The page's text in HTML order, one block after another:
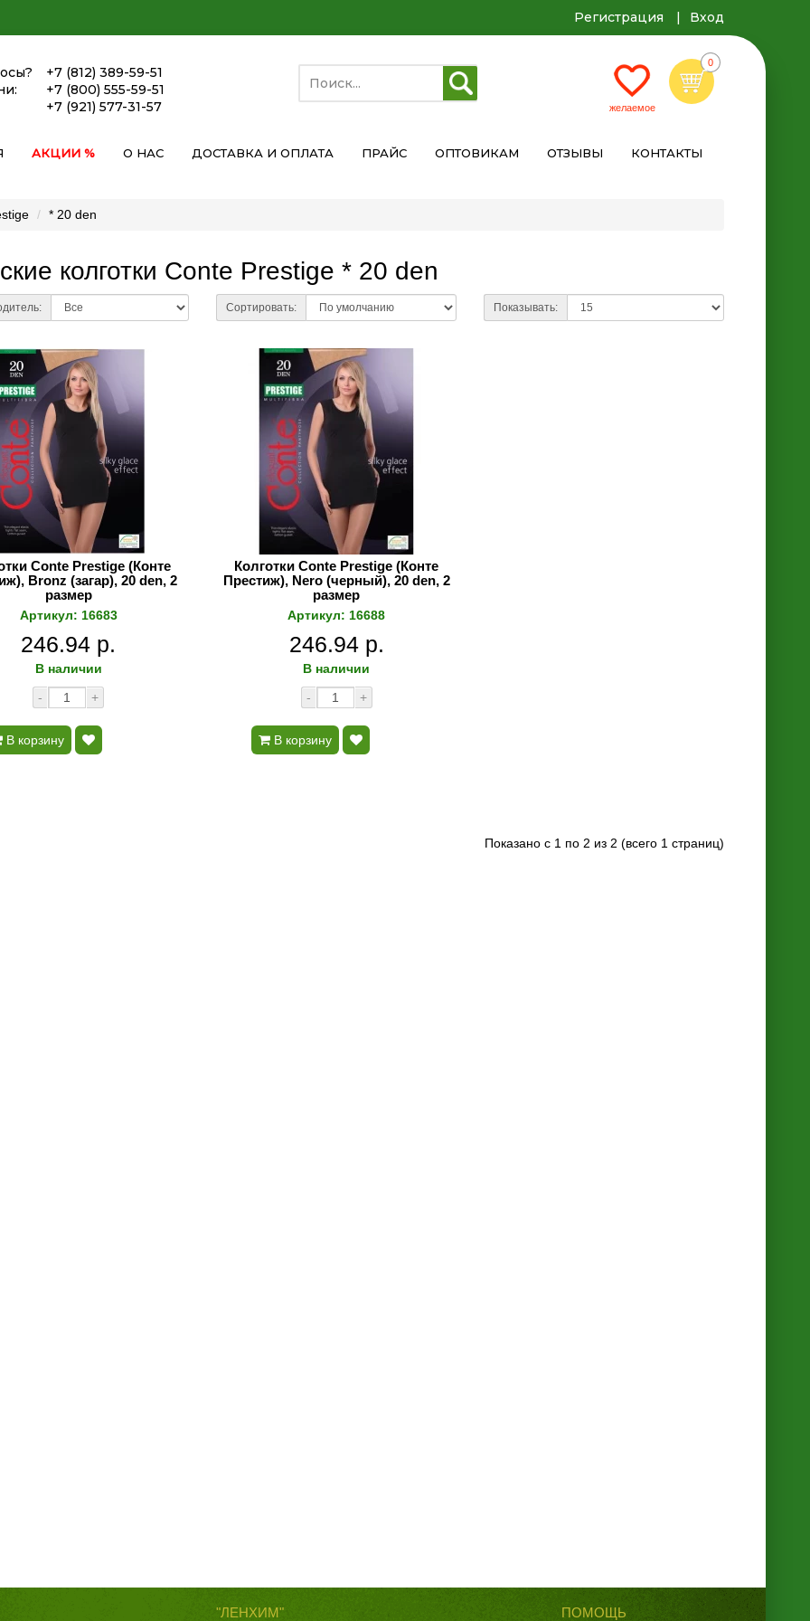
Регистрация Вход
+7 (812) 389-59-51
+7 (800) 555-59-51
+7 (921) 577-31-57
АКЦИИ % О НАС ДОСТАВКА И ОПЛАТА ПРАЙС ОПТОВИКАМ ОТЗЫВЫ КОНТАКТЫ
* 20 den
колготки Conte Prestige * 20 den
Сортировать: Показывать:
Conte Prestige (Конте
Bronz (загар), 20 den, 2
размер
Артикул: 16683
246.94 р.
В наличии
-
+
В корзину
Колготки Conte Prestige (Конте
Престиж), Nero (черный), 20 den, 2
размер
Артикул: 16688
246.94 р.
В наличии
-
+
В корзину
Показано с 1 по 2 из 2 (всего 1 страниц)
"ЛЕНХИМ" ПОМОЩЬ